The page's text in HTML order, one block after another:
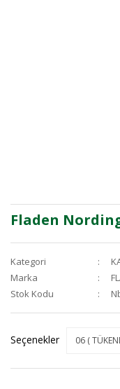
Fladen
Kategori
Marka
Stok Kodu
Seçenekler